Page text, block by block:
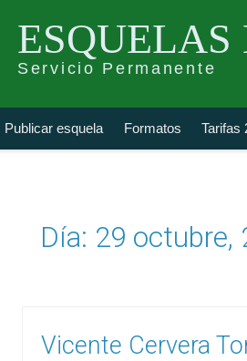
Servicio Permanente
Publicar esquela Formatos Tarifas
esquela
Día: 29 octubre,
Vicente Cervera